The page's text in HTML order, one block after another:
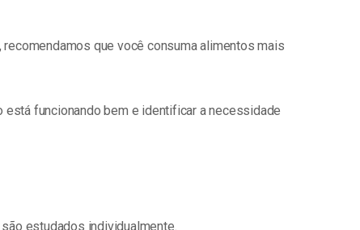
que você consuma alimentos mais
está funcionando bem e identificar a necessidade
estudados individualmente.